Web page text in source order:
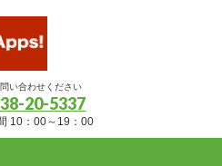
い合わせください
20-5337
10：00～19：00